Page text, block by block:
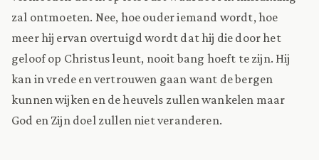
zal ontmoeten. Nee, hoe ouder iemand wordt, hoe
meer hij ervan overtuigd wordt dat hij die door het
geloof op Christus leunt, nooit bang hoeft te zijn. Hij
kan in vrede en vertrouwen gaan want de bergen
kunnen wijken en de heuvels zullen wankelen maar
God en Zijn doel zullen niet veranderen.